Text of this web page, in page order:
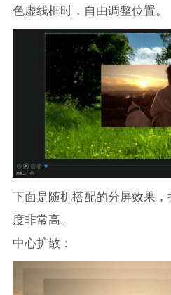
色虚线框时，自由调整位置。
下面是随机搭配的分屏效果
度非常高。
中心扩散：